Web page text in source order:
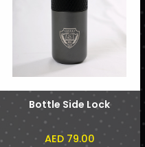
Bottle Side Lock
AED 79.00